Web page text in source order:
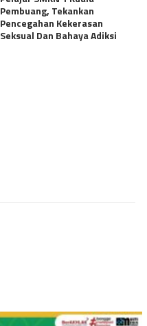
Pembuang, Tekankan
Pencegahan Kekerasan
Seksual Dan Bahaya Adiksi